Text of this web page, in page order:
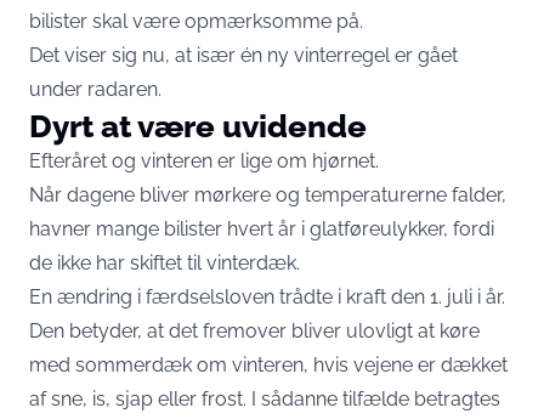
bilister skal være opmærksomme på.
Det viser sig nu, at især én ny vinterregel er gået
under radaren.
Dyrt at være uvidende
Efteråret og vinteren er lige om hjørnet.
Når dagene bliver mørkere og temperaturerne falder,
havner mange bilister hvert år i glatføreulykker, fordi
de ikke har skiftet til vinterdæk.
En ændring i færdselsloven trådte i kraft den 1. juli i år.
Den betyder, at det fremover bliver ulovligt at køre
med sommerdæk om vinteren, hvis vejene er dækket
af sne, is, sjap eller frost. I sådanne tilfælde betragtes